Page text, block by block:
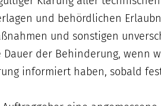
und behördlichen
und sonstigen
der Behinderung, wenn
informiert haben, sobald